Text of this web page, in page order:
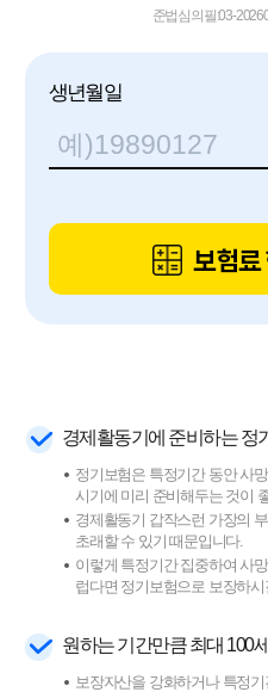
준법심의필:03-
생년월일
보험료
경제활동기에 준비하는 정
정기보험은 특정기간 동안 사
시기에 미리 준비해두는 것이
경제활동기 갑작스런 가장의
초래할 수 있기 때문입니다.
이렇게 특정기간 집중하여 사
럽다면 정기보험으로 보장하
원하는 기간만큼 최대 100
보장자산을 강화하거나 특정